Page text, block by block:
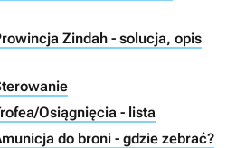
Zindah - solucja, opis
Osiągnięcia - lista
do broni - gdzie zebrać?